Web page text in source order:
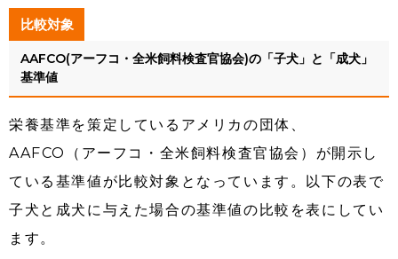
比較対象
AAFCO(アーフコ・全米飼料検査官協会)の「子犬」と「成犬」
基準値
栄養基準を策定しているアメリカの団体、
AAFCO（アーフコ・全米飼料検査官協会）が開示し
ている基準値が比較対象となっています。以下の表で
子犬と成犬に与えた場合の基準値の比較を表にしてい
ます。